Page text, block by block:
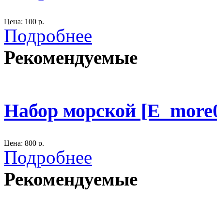
Цена: 100 р.
300
Подробнее
Рекомендуемые
Набор морской
Цена: 800 р.
Штурвал на постаменте, якорь, 3 морских фонаря.
Подробнее
Рекомендуемые